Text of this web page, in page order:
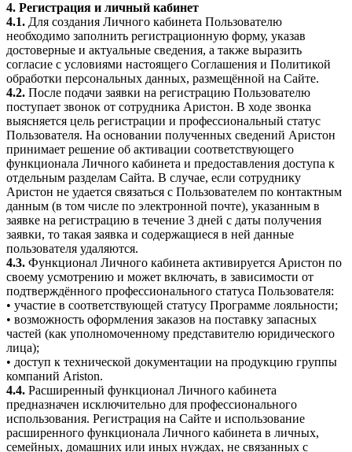
4. Регистрация и личный кабинет
4.1. Для создания Личного кабинета Пользователю
необходимо заполнить регистрационную форму, указав
достоверные и актуальные сведения, а также выразить
согласие с условиями настоящего Соглашения и Политикой
обработки персональных данных, размещённой на Сайте.
4.2. После подачи заявки на регистрацию Пользователю
поступает звонок от сотрудника Аристон. В ходе звонка
выясняется цель регистрации и профессиональный статус
Пользователя. На основании полученных сведений Аристон
принимает решение об активации соответствующего
функционала Личного кабинета и предоставления доступа к
отдельным разделам Сайта. В случае, если сотруднику
Аристон не удается связаться с Пользователем по контактным
данным (в том числе по электронной почте), указанным в
заявке на регистрацию в течение 3 дней с даты получения
заявки, то такая заявка и содержащиеся в ней данные
пользователя удаляются.
4.3. Функционал Личного кабинета активируется Аристон по
своему усмотрению и может включать, в зависимости от
подтверждённого профессионального статуса Пользователя:
• участие в соответствующей статусу Программе лояльности;
• возможность оформления заказов на поставку запасных
частей (как уполномоченному представителю юридического
лица);
• доступ к технической документации на продукцию группы
компаний Ariston.
4.4. Расширенный функционал Личного кабинета
предназначен исключительно для профессионального
использования. Регистрация на Сайте и использование
расширенного функционала Личного кабинета в личных,
семейных, домашних или иных нуждах, не связанных с